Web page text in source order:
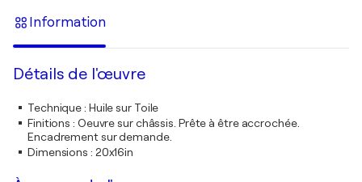
Information
Détails de l'œuvre
Technique: Huile sur Toile
Finitions : Oeuvre sur châssis. Prête à être accrochée.
Encadrement sur demande.
Dimensions : 20x16in